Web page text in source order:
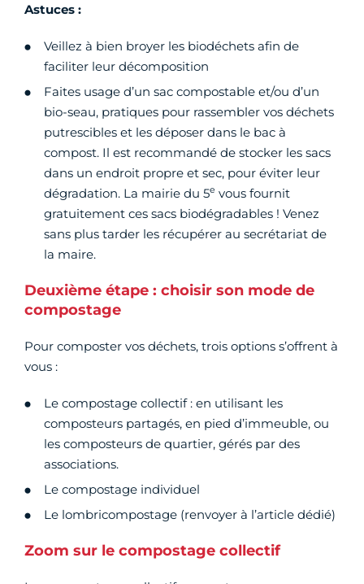
Astuces :
Veillez à bien broyer les biodéchets afin de
faciliter leur décomposition
Faites usage d’un sac compostable et/ou d’un
bio-seau, pratiques pour rassembler vos déchets
putrescibles et les déposer dans le bac à
compost. Il est recommandé de stocker les sacs
dans un endroit propre et sec, pour éviter leur
dégradation. La mairie du 5e vous fournit
gratuitement ces sacs biodégradables ! Venez
sans plus tarder les récupérer au secrétariat de
la maire.
Deuxième étape : choisir son mode de
compostage
Pour composter vos déchets, trois options s’offrent à
vous :
Le compostage collectif : en utilisant les
composteurs partagés, en pied d’immeuble, ou
les composteurs de quartier, gérés par des
associations.
Le compostage individuel
Le lombricompostage (renvoyer à l’article dédié)
Zoom sur le compostage collectif